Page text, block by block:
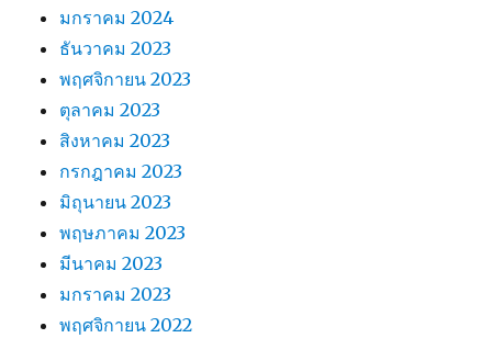
มกราคม 2024
ธันวาคม 2023
พฤศจิกายน 2023
ตุลาคม 2023
สิงหาคม 2023
กรกฎาคม 2023
มิถุนายน 2023
พฤษภาคม 2023
มีนาคม 2023
มกราคม 2023
พฤศจิกายน 2022